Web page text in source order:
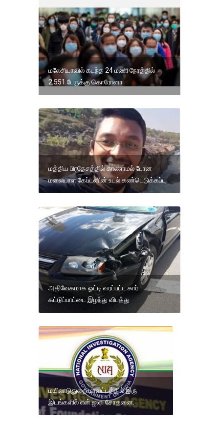
மலேசியாவில் கடந்த 24 மணி நேரத்தில்
2,551 பேருக்கு கொரோனா
மத்திய பிரதேசத்தில் காணாமல் போன
மலையாள கேப்டனின் உடல் கண்டெடுக்கப்பு
அதிவேகமாக ஓட்டி வரப்பட்ட கார்
கட்டுப்பாட்டை இழந்து விபத்து
மயிலாடுதுறை மாவட்டத்தில் இரு
இடங்களில் என்.ஐ.ஏ. சோதனை.